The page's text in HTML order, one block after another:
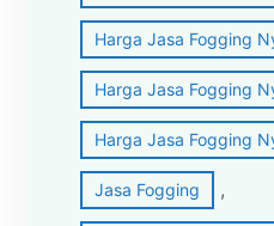
Harga Jasa Fogging
Harga Jasa Fogging
Harga Jasa Fogging
Jasa Fogging ,